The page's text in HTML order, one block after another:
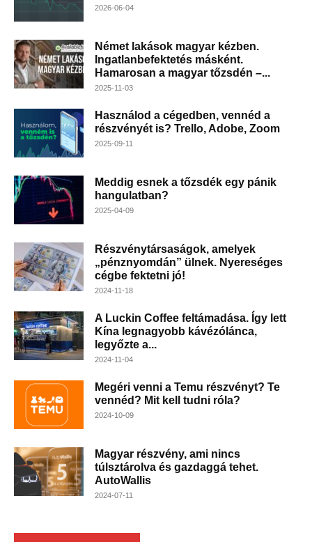
2026-06-04
Német lakások magyar kézben.
Ingatlanbefektetés másként.
Hamarosan a magyar tőzsdén –...
2025-11-03
Használod a cégedben, vennéd a
részvényét is? Trello, Adobe, Zoom
2025-09-11
Meddig esnek a tőzsdék egy pánik
hangulatban?
2025-04-09
Részvénytársaságok, amelyek
„pénznyomdán” ülnek. Nyereséges
cégbe fektetni jó!
2024-11-18
A Luckin Coffee feltámadása. Így lett
Kína legnagyobb kávézólánca,
legyőzte a...
2024-11-04
Megéri venni a Temu részvényt? Te
vennéd? Mit kell tudni róla?
2024-10-09
Magyar részvény, ami nincs
túlsztárolva és gazdaggá tehet.
AutoWallis
2024-07-11